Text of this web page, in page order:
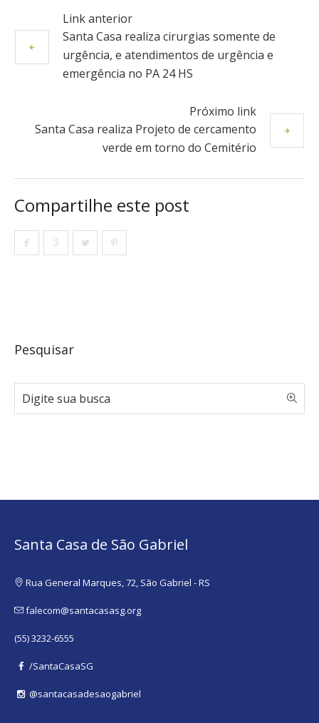
Link anterior
Santa Casa realiza cirurgias somente de
urgência, e atendimentos de urgência e
emergência no PA 24 HS
Próximo link
Santa Casa realiza Projeto de cercamento
verde em torno do Cemitério
Compartilhe este post
Pesquisar
Santa Casa de São Gabriel
Rua General Marques, 72, São Gabriel - RS
falecom@santacasasg.org
(55) 3232-6555
/SantaCasaSG
@santacasadesaogabriel